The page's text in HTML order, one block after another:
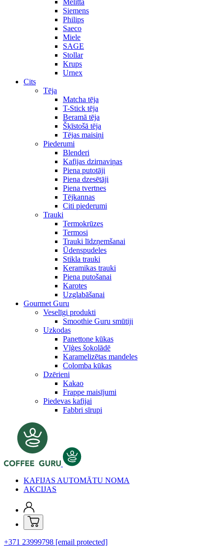
Melitta
Siemens
Philips
Saeco
Miele
SAGE
Stollar
Krups
Urnex
Cits
Tēja
Matcha tēja
T-Stick tēja
Beramā tēja
Šķīstošā tēja
Tējas maisiņi
Piederumi
Blenderi
Kafijas dzirnaviņas
Piena putotāji
Piena dzesētāji
Piena tvertnes
Tējkannas
Citi piederumi
Trauki
Termokrūzes
Termosi
Trauki līdzņemšanai
Ūdenspudeles
Stikla trauki
Keramikas trauki
Piena putošanai
Karotes
Uzglabāšanai
Gourmet Guru
Veselīgi produkti
Smoothie Guru smūtiji
Uzkodas
Panettone kūkas
Vīģes šokolādē
Karamelizētas mandeles
Colomba kūkas
Dzērieni
Kakao
Frappe maisījumi
Piedevas kafijai
Fabbri sīrupi
KAFIJAS AUTOMĀTU NOMA
AKCIJAS
+371 23999798 [email protected]